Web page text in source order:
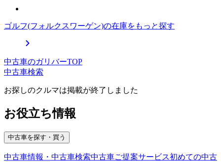
ゴルフ(フォルクスワーゲン)の在庫をもっと探す
中古車のガリバーTOP
中古車検索
お探しのクルマは掲載が終了しました
お役立ち情報
中古車を探す・買う
中古車情報・中古車検索中古車ご提案サービス初めての中古